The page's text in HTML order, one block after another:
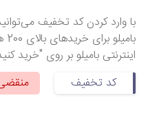
اینترنتی بامیلو بر روی "خرید
کد تخفیف